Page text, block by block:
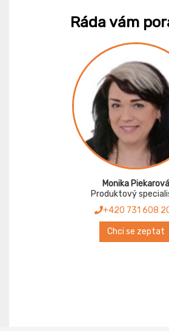
Ráda vám
Monika Piekarová
Produktový
+420 731 608
Chci se zeptat